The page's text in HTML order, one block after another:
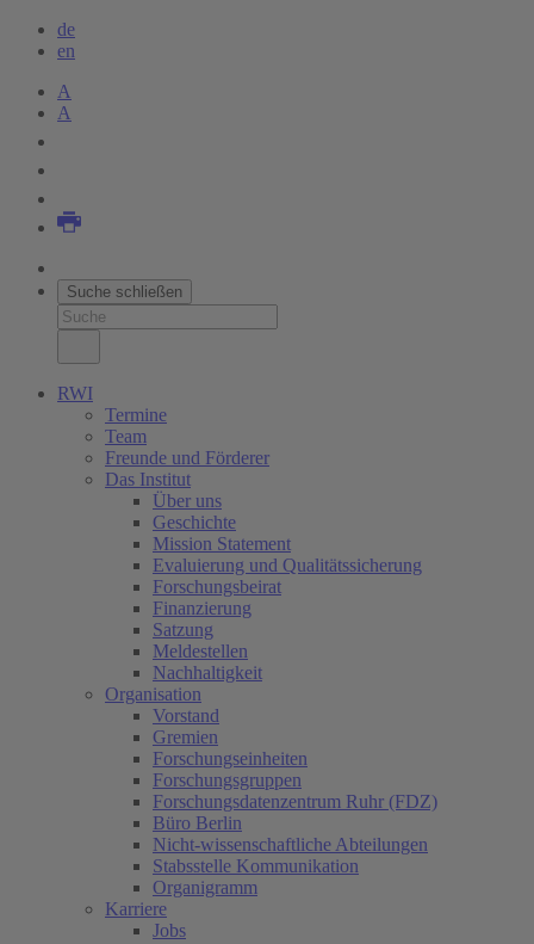
de
en
A
A
Suche schließen
RWI
Termine
Team
Freunde und Förderer
Das Institut
Über uns
Geschichte
Mission Statement
Evaluierung und Qualitätssicherung
Forschungsbeirat
Finanzierung
Satzung
Meldestellen
Nachhaltigkeit
Organisation
Vorstand
Gremien
Forschungseinheiten
Forschungsgruppen
Forschungsdatenzentrum Ruhr (FDZ)(current)
Büro Berlin
Nicht-wissenschaftliche Abteilungen
Stabsstelle Kommunikation
Organigramm
Karriere
Jobs